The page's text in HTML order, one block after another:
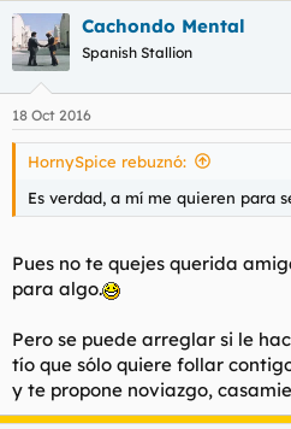
Cachondo Mental
Spanish Stallion
18 Oct 2016
HornySpice rebuznó:
Es verdad, a mí me quieren para
Pues no te quejes querida
para algo.
Pero se puede arreglar si le
tío que sólo quiere follar
y te propone noviazgo,